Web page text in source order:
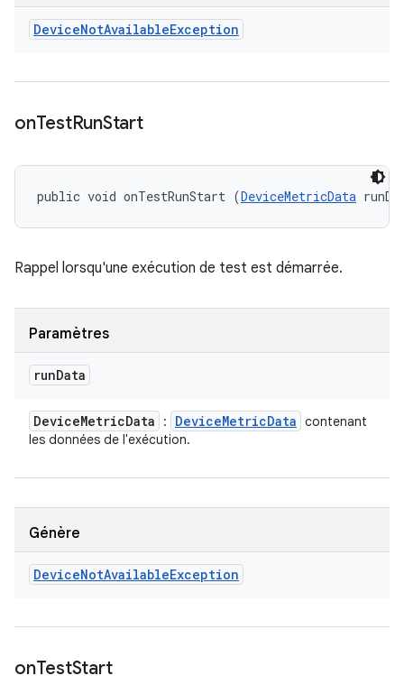
DeviceNotAvailableException
onTestRunStart
public void onTestRunStart (DeviceMetricData
Rappel lorsqu'une exécution de test est démarrée.
Paramètres
runData
DeviceMetricData : DeviceMetricData contenant
les données de l'exécution.
Génère
DeviceNotAvailableException
onTestStart